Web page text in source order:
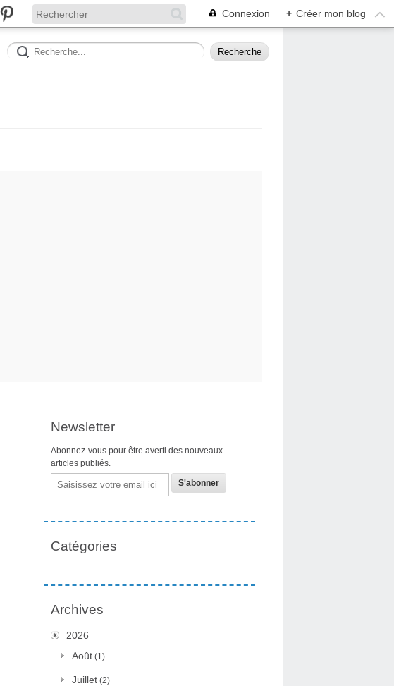
Connexion + Créer mon blog
Newsletter
Abonnez-vous pour être averti des nouveaux
articles publiés.
Email
Catégories
Archives
2026
Août (1)
Juillet (2)